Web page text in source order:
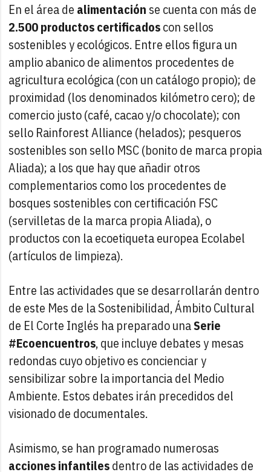
En el área de alimentación se cuenta con más de
2.500 productos certificadoscon sellos
sostenibles y ecológicos. Entre ellos figura un
amplio abanico de alimentos procedentes de
agricultura ecológica (con un catálogo propio); de
proximidad (los denominados kilómetro cero); de
comercio justo (café, cacao y/o chocolate); con
sello Rainforest Alliance (helados); pesqueros
sostenibles son sello MSC (bonito de marca propia
Aliada); a los que hay que añadir otros
complementarios como los procedentes de
bosques sostenibles con certificación FSC
(servilletas de la marca propia Aliada), o
productos con la ecoetiqueta europea Ecolabel
(artículos de limpieza).
Entre las actividades que se desarrollarán dentro
de este Mes de la Sostenibilidad, Ámbito Cultural
de El Corte Inglés ha preparado unaSerie
#Ecoencuentros, que incluye debates y mesas
redondas cuyo objetivo es concienciar y
sensibilizar sobre la importancia del Medio
Ambiente. Estos debates irán precedidos del
visionado de documentales.
Asimismo, se han programado numerosas
acciones infantilesdentro de las actividades de